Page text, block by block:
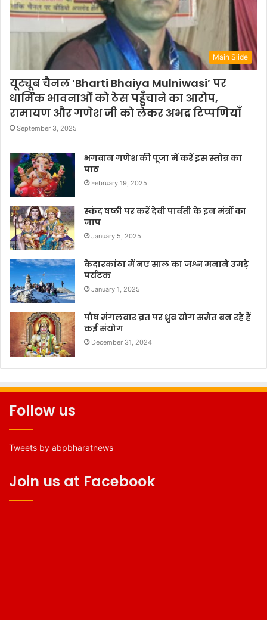
Main Slide
यूट्यूब चैनल ‘Bharti Bhaiya Mulniwasi’ पर
धार्मिक भावनाओं को ठेस पहुँचाने का आरोप,
रामायण और गणेश जी को लेकर अभद्र टिप्पणियाँ
September 3, 2025
भगवान गणेश की पूजा में करें इस स्तोत्र का
पाठ
February 19, 2025
स्कंद षष्ठी पर करें देवी पार्वती के इन मंत्रों का
जाप
January 5, 2025
केदारकांठा में नए साल का जश्न मनाने उमड़े
पर्यटक
January 1, 2025
पौष मंगलवार व्रत पर ध्रुव योग समेत बन रहे हैं
कई संयोग
December 31, 2024
Follow us
Tweets by abpbharatnews
Join us at Facebook